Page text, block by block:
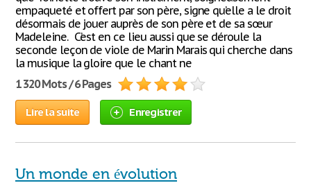
empaqueté et offert par son père, signe qu’elle a le droit
désormais de jouer auprès de son père et de sa sœur
Madeleine. C’est en ce lieu aussi que se déroule la
seconde leçon de viole de Marin Marais qui cherche dans
la musique la gloire que le chant ne
1 320 Mots / 6 Pages
Lire la suite Enregistrer
Un monde en évolution